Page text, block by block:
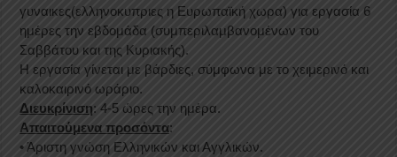
γυναικες(ελληνοκυπριες η Ευρωπαϊκή χωρα) για εργασία 6
ημέρες την εβδομάδα (συμπεριλαμβανομένων του
Σαββάτου και της Κυριακής).
Η εργασία γίνεται με βάρδιες, σύμφωνα με το χειμερινό και
καλοκαιρινό ωράριο.
Διευκρίνιση: 4-5 ώρες την ημέρα.
Απαιτούμενα προσόντα:
• Άριστη γνώση Ελληνικών και Αγγλικών.